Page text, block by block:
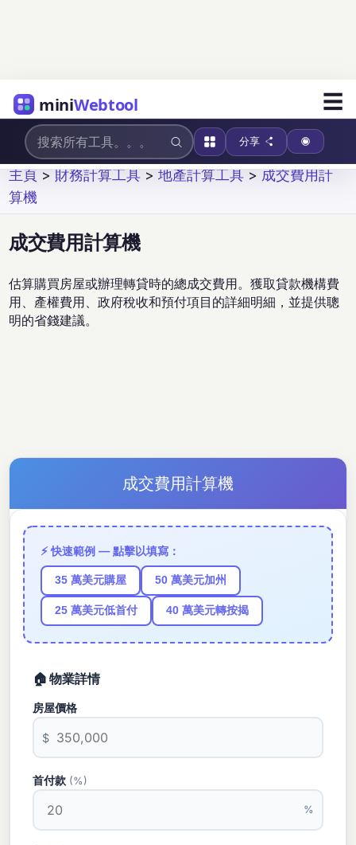
miniWebtool ☰
分享
主頁 > 財務計算工具 >地產計算工具 > 成交費用計
算機
成交費用計算機
估算購買房屋或辦理轉貸時的總成交費用。獲取貸款機構費
用、產權費用、政府稅收和預付項目的詳細明細，並提供聰
明的省錢建議。
成交費用計算機
⚡ 快速範例 — 點擊以填寫：
35 萬美元購屋 50 萬美元加州
25 萬美元低首付 40 萬美元轉按揭
🏠 物業詳情
房屋價格
$
首付款 (%)
%